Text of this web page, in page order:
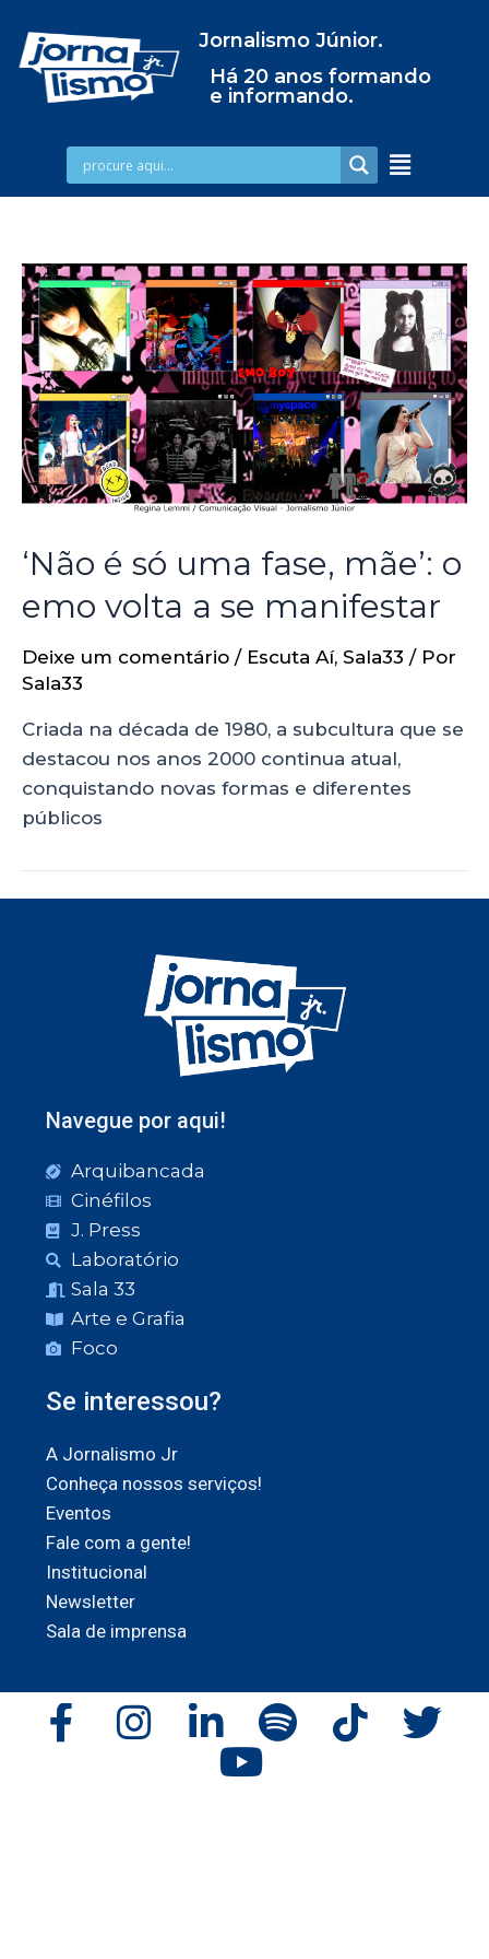
Jornalismo Júnior.
Há 20 anos formando
e informando.
‘Não é só uma fase, mãe’: o
emo volta a se manifestar
Deixe um comentário / Escuta Aí, Sala33 / Por
Sala33
Criada na década de 1980, a subcultura que se
destacou nos anos 2000 continua atual,
conquistando novas formas e diferentes
públicos
Navegue por aqui!
Arquibancada
Cinéfilos
J. Press
Laboratório
Sala 33
Arte e Grafia
Foco
Se interessou?
A Jornalismo Jr
Conheça nossos serviços!
Eventos
Fale com a gente!
Institucional
Newsletter
Sala de imprensa